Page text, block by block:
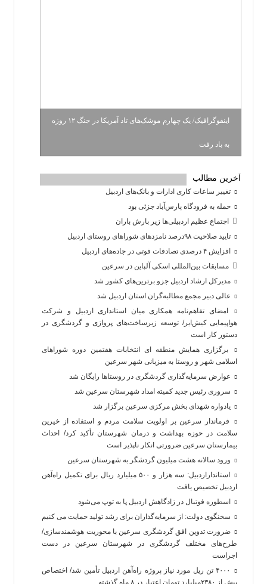
اینفوگرافیک/ یک چهارم موشک‌های تاد آمریکا در جنگ ۱۲ روزه
به باد رفت
آخرین مطالب
تغییر ساعات کاری ادارات و بانک‌های اردبیل
حمله به فرودگاه پارس‌‌آباد جزئی بود
اجتماع عظیم اردبیلی‌ها زیر بارش باران
تایید صلاحیت ۹۸درصد نامزدهای شوراهای روستای اردبیل
افزایش ۴ درصدی تصادفات فوتی در جاده‌های اردبیل
مسابقات بین‌المللی اسکی آلپاین در سرعین
مدیرکل ارشاد اردبیل جزو برترین‌های کشور شد
عالی دبیر مجمع مطالبه‌گران استان اردبیل شد
امضای تفاهم‌نامه همکاری میان استانداری اردبیل و شرکت
هواپیمایی کیش‌ایر/ توسعه زیرساخت‌های پروازی و گردشگری در
دستور کار است
برگزاری همایش منطقه ای انتخابات هفتمین دوره شوراهای
اسلامی شهر و روستا به میزبانی شهر سرعین
عوارض سرمایه‌گذاری گردشگری در روستاها رایگان شد
سروری رئیس جدید کمیته امداد شهرستان سرعین شد
یادواره شهدای بخش مرکزی سرعین برگزار شد
فرماندار سرعین بر اولویت سلامت مردم و استفاده از خیرین
سلامت در حوزه بهداشت و درمان شهرستان تأکید کرد/ احداث
بیمارستان سرعین ضرورتی انکار ناپذیر است
ورود سالانه هشت میلیون گردشگر به شهرستان سرعین
استانداراردبیل: سه هزار و ۵۰۰ میلیارد ریال برای تکمیل راه‌آهن
اردبیل تخصیص یافت
اسطوره فوتبال در زادگاهش اردبیل پا به توپ می‌شود
سخنگوی دولت: از سرمایه‌گذاران برای رشد تولید حمایت می کنیم
ضرورت تدوین افق گردشگری سرعین با محوریت هوشمندسازی/
طرح‌های مختلف گردشگری در شهرستان سرعین در دست
اجراست
۴۰۰۰ تن ریل مورد نیاز پروژه راه‌آهن اردبیل تأمین شد/ اختصاص
بیش از ۲۳۸۰میلیارد تومان اعتبار در ۸ ماه گذشته